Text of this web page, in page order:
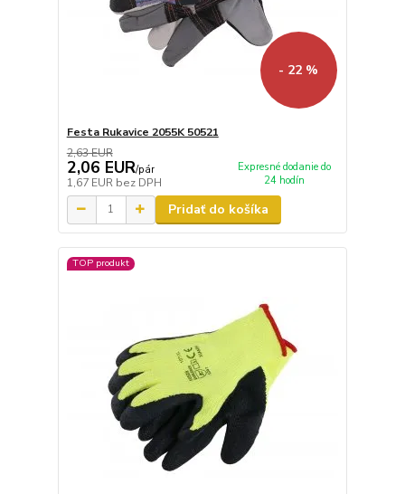
- 22 %
Festa Rukavice 2055K 50521
2,63 EUR
2,06 EUR/pár
1,67 EUR bez DPH
Expresné dodanie do
24 hodín
Pridať do košíka
TOP produkt